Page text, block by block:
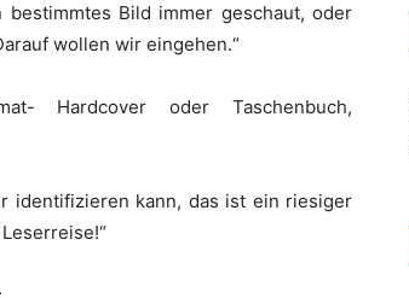
Bild immer geschaut, oder
wollen wir eingehen.“
Hardcover oder Taschenbuch,
identifizieren kann, das ist ein riesiger